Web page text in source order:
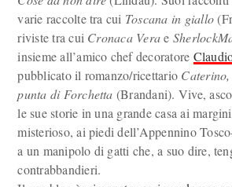
varie raccolte tra cui Toscana in giallo
riviste tra cui Cronaca Verae
insieme all’amico chef decoratore
pubblicato il romanzo/ricettario
punta di Forchetta (Brandani). Vive,
le sue storie in una grande casa ai
misterioso, ai piedi dell’Appennino
a un manipolo di gatti che, a suo dire,
contrabbandieri.